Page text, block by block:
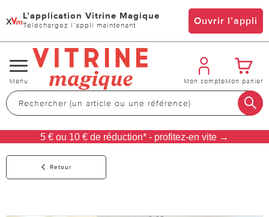
x L’application Vitrine Magique
Téléchargez l’appli maintenant Ouvrir l’appli
Changer
de
navigation
Menu Mon compteMon panier
5 € ou 10 € de réduction* - profitez-en vite →
Retour